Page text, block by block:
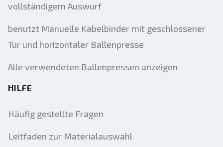
vollständigem Auswurf
benutzt Manuelle Kabelbinder mit geschlossener
Tür und horizontaler Ballenpresse
Alle verwendeten Ballenpressen anzeigen
HILFE
Häufig gestellte Fragen
Leitfaden zur Materialauswahl